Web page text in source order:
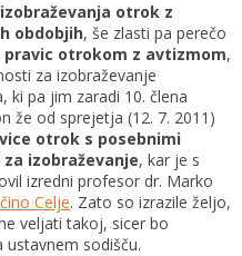
otrok z
obdobjih, še zlasti pa perečo
otrokom z avtizmom,
za izobraževanje
ki pa jim zaradi 10. člena
že od sprejetja (12. 7. 2011)
otrok s posebnimi
izobraževanje, kar je s
izredni profesor dr. Marko
Celje. Zato so izrazile željo,
veljati takoj, sicer bo
sodišču.